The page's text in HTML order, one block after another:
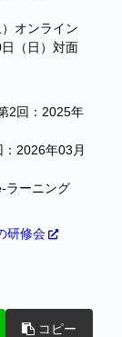
オンライン
（日）対面
2回：2025年
2026年03月
ーニング
研修会
コピー